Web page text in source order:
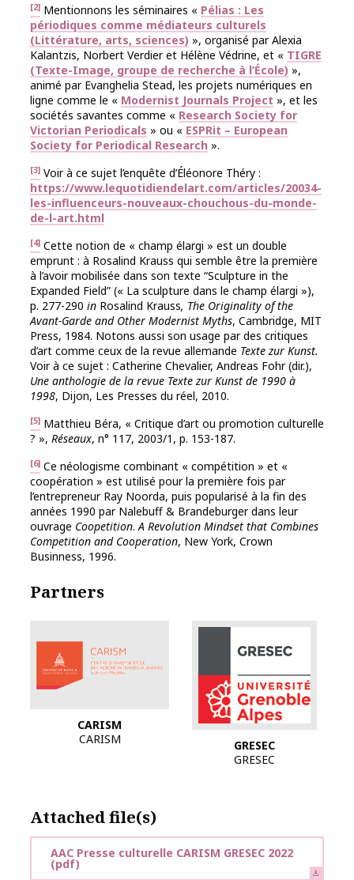
[2] Mentionnons les séminaires « Pélias : Les
périodiques comme médiateurs culturels
(Littérature, arts, sciences) », organisé par Alexia
Kalantzis, Norbert Verdier et Hélène Védrine, et « TIGRE
(Texte-Image, groupe de recherche à l’École) »,
animé par Evanghelia Stead, les projets numériques en
ligne comme le « Modernist Journals Project », et les
sociétés savantes comme « Research Society for
Victorian Periodicals » ou « ESPRit – European
Society for Periodical Research ».
[3] Voir à ce sujet l’enquête d’Éléonore Théry :
https://www.lequotidiendelart.com/articles/20034-
les-influenceurs-nouveaux-chouchous-du-monde-
de-l-art.html
[4] Cette notion de « champ élargi » est un double
emprunt : à Rosalind Krauss qui semble être la première
à l’avoir mobilisée dans son texte “Sculpture in the
Expanded Field” (« La sculpture dans le champ élargi »),
p. 277-290 in Rosalind Krauss, The Originality of the
Avant-Garde and Other Modernist Myths, Cambridge, MIT
Press, 1984. Notons aussi son usage par des critiques
d’art comme ceux de la revue allemande Texte zur Kunst.
Voir à ce sujet : Catherine Chevalier, Andreas Fohr (dir.),
Une anthologie de la revue Texte zur Kunst de 1990 à
1998, Dijon, Les Presses du réel, 2010.
[5] Matthieu Béra, « Critique d’art ou promotion culturelle
? », Réseaux, n° 117, 2003/1, p. 153-187.
[6] Ce néologisme combinant « compétition » et «
coopération » est utilisé pour la première fois par
l’entrepreneur Ray Noorda, puis popularisé à la fin des
années 1990 par Nalebuff & Brandeburger dans leur
ouvrage Coopetition.A Revolution Mindset that Combines
Competition and Cooperation, New York, Crown
Businness, 1996.
Partners
CARISM
CARISM
GRESEC
GRESEC
Attached file(s)
AAC Presse culturelle CARISM GRESEC 2022
(pdf)